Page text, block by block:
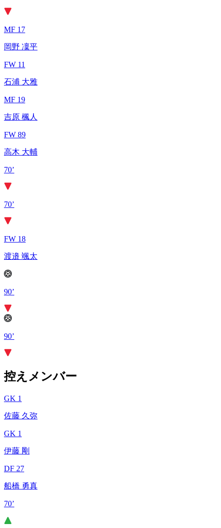
MF 17
岡野 凜平
FW 11
石浦 大雅
MF 19
吉原 楓人
FW 89
高木 大輔
70’
70’
FW 18
渡邉 颯太
90’
90’
控えメンバー
GK 1
佐藤 久弥
GK 1
伊藤 剛
DF 27
船橋 勇真
70’